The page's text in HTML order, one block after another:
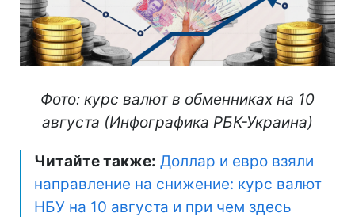
Фото: курс валют в обменниках на 10
августа (Инфографика РБК-Украина)
Читайте также: Доллар и евро взяли
направление на снижение: курс валют
НБУ на 10 августа и при чем здесь